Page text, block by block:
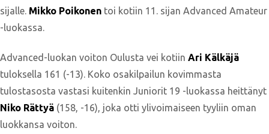
sijalle. Mikko Poikonen toi kotiin 11. sijan Advanced Amateur
-luokassa.
Advanced-luokan voiton Oulusta vei kotiin Ari Kälkäjä
tuloksella 161 (-13). Koko osakilpailun kovimmasta
tulostasosta vastasi kuitenkin Juniorit 19 -luokassa heittänyt
Niko Rättyä (158, -16), joka otti ylivoimaiseen tyyliin oman
luokkansa voiton.